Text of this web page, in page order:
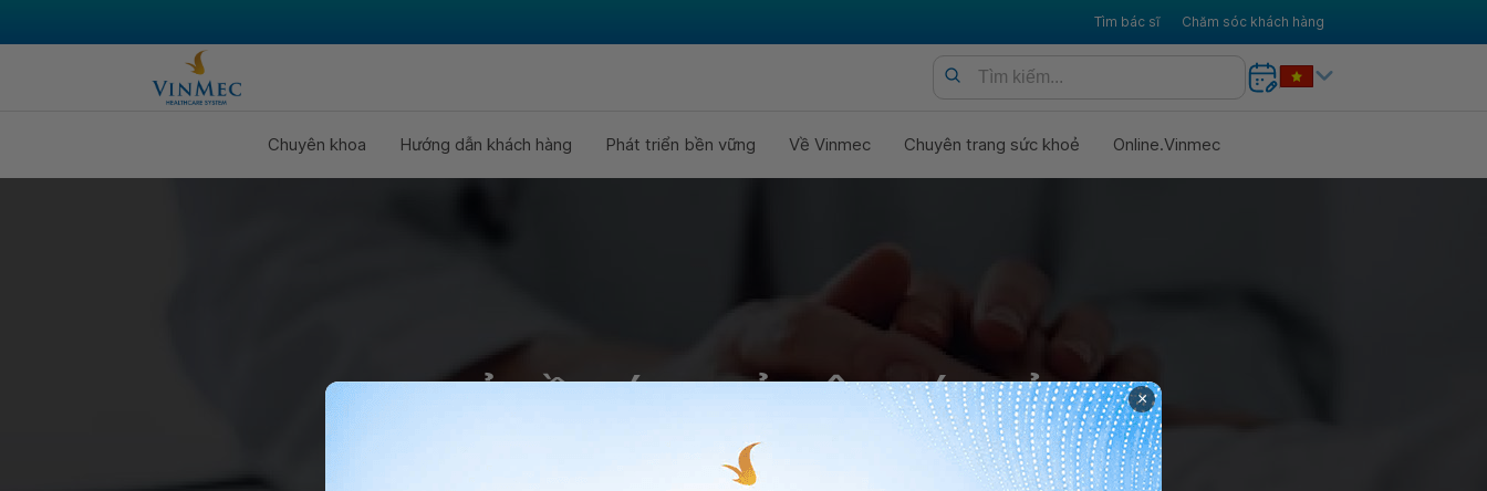
Tìm bác sĩ Chăm sóc khách hàng
Chuyên khoa Hướng dẫn khách hàng Phát triển bền vững Về Vinmec Chuyên trang sức khoẻ Online.Vinmec
CHỦ ĐỀ MÁY THỞ NỘI KHÍ QUẢN ×